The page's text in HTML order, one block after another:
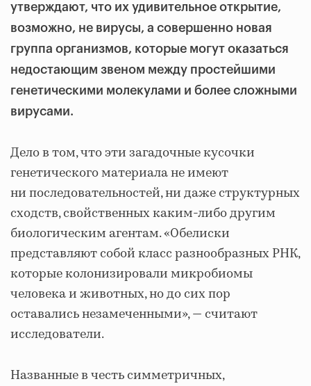
утверждают, что их удивительное открытие,
возможно, не вирусы, а совершенно новая
группа организмов, которые могут оказаться
недостающим звеном между простейшими
генетическими молекулами и более сложными
вирусами.
Дело в том, что эти загадочные кусочки
генетического материала не имеют
ни последовательностей, ни даже структурных
сходств, свойственных каким-либо другим
биологическим агентам. «Обелиски
представляют собой класс разнообразных РНК,
которые колонизировали микробиомы
человека и животных, но до сих пор
оставались незамеченными», — считают
исследователи.
Названные в честь симметричных,